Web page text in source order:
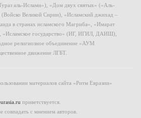
аль-Ислами»), «Дом двух святых» («Аль-
Великой Сирии), «Исламский джихад –
в странах исламского Магриба», «Имарат
«Исламское государство» (ИГ, ИГИЛ, ДАИШ),
религиозное объединение «АУМ
движение ЛГБТ.
материалов сайта «Ритм Евразии»
приветствуется.
совпадать с мнением авторов.